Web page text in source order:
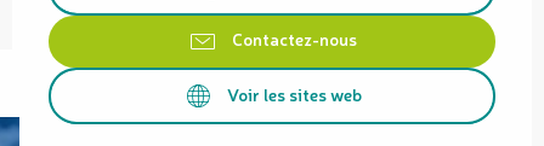
Contactez-nous
Voir les sites web